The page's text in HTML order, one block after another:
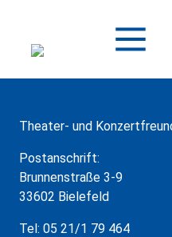
springen
Theater- und
Postanschrift:
Brunnenstraße 3-9
33602 Bielefeld
Tel: 05 21/1 79 464